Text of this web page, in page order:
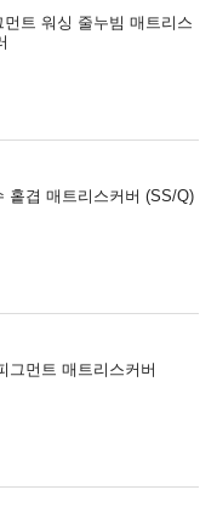
트 워싱 줄누빔 매트리스
홑겹 매트리스커버 (SS/Q)
그먼트 매트리스커버